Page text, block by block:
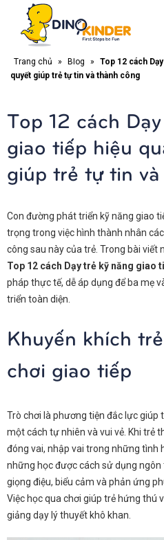
Trang chủ » Blog »
Top 12 cách
quyết giúp trẻ tự tin và thành công
Top 12 cách
giao tiếp hiệu
giúp trẻ tự tin
Con đường phát triển kỹ năng giao
trọng trong việc hình thành nhân
công sau này của trẻ. Trong bài viết
Top 12 cách Dạy trẻ kỹ năng giao
pháp thực tế, dễ áp dụng để ba mẹ
triển toàn diện.
Khuyến khích
chơi giao tiếp
Trò chơi là phương tiện đắc lực giúp
một cách tự nhiên và vui vẻ. Khi trẻ
đóng vai, nhập vai trong những tình
những học được cách sử dụng
giọng điệu, biểu cảm và phản ứng
Việc học qua chơi giúp trẻ hứng thú
giảng dạy lý thuyết khô khan.